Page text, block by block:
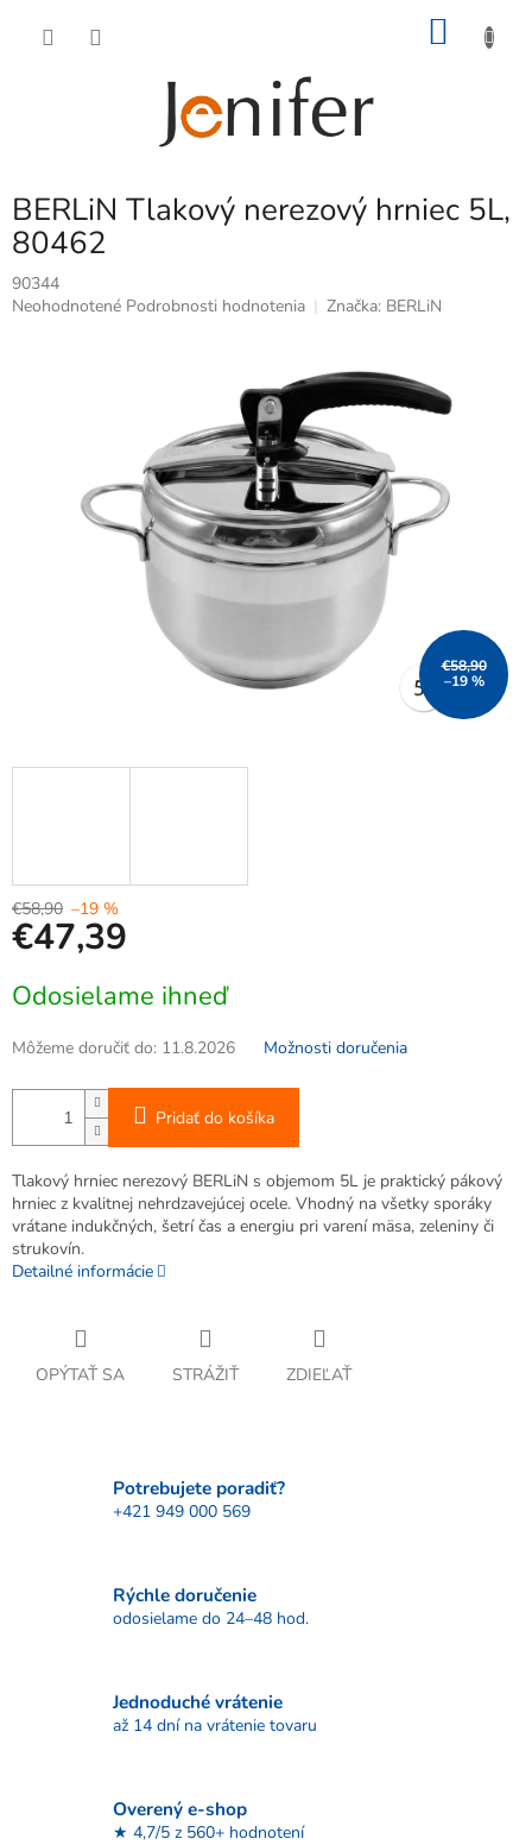
BERLiN Tlakový nerezový hrniec 5L,
80462
90344
Priemerné
Neohodnotené Podrobnosti hodnotenia Značka: BERLiN
€58,90
–19 %
€58,90 –19 %
€47,39
cena:
Odosielame ihneď
Môžeme doručiť do: 11.8.2026 Možnosti doručenia
Pridať do košíka
Tlakový hrniec nerezový BERLiN s objemom 5L je praktický pákový
hrniec z kvalitnej nehrdzavejúcej ocele. Vhodný na všetky sporáky
vrátane indukčných, šetrí čas a energiu pri varení mäsa, zeleniny či
strukovín.
Detailné informácie
OPÝTAŤ SA STRÁŽIŤ ZDIEĽAŤ
Potrebujete poradiť?
+421 949 000 569
Rýchle doručenie
odosielame do 24–48 hod.
Jednoduché vrátenie
až 14 dní na vrátenie tovaru
Overený e-shop
★ 4,7/5 z 560+ hodnotení